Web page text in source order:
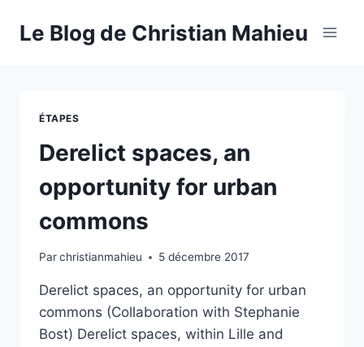
Le Blog de Christian Mahieu
ÉTAPES
Derelict spaces, an
opportunity for urban
commons
Parchristianmahieu 5 décembre 2017
Derelict spaces, an opportunity for urban
commons (Collaboration with Stephanie
Bost) Derelict spaces, within Lille and